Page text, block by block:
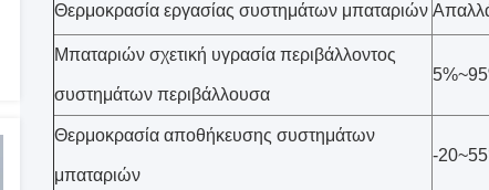
Θερμοκρασία εργασίας συστημάτων μπαταριών
Μπαταριών σχετική υγρασία περιβάλλοντος
συστημάτων περιβάλλουσα
Θερμοκρασία αποθήκευσης συστημάτων
μπαταριών
-